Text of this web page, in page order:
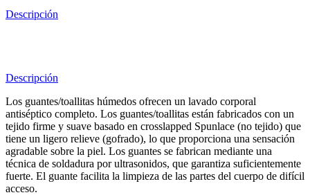
Descripción
Descripción
Los guantes/toallitas húmedos ofrecen un lavado corporal
antiséptico completo. Los guantes/toallitas están fabricados con un
tejido firme y suave basado en crosslapped Spunlace (no tejido) que
tiene un ligero relieve (gofrado), lo que proporciona una sensación
agradable sobre la piel. Los guantes se fabrican mediante una
técnica de soldadura por ultrasonidos, que garantiza suficientemente
fuerte. El guante facilita la limpieza de las partes del cuerpo de difícil
acceso.